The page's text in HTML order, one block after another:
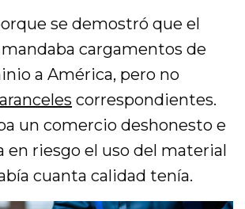
se demostró que el
cargamentos de
a América, pero no
correspondientes.
un comercio deshonesto e
en riesgo el uso del material
cuanta calidad tenía.